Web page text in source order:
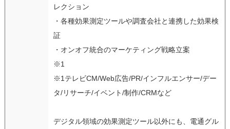
レクション
・各種効果測定ツールや調査会社と連携した効果検
証
・オンオフ統合のマーケティング戦略立案
※1
※1テレビCM/Web広告/PR/インフルエンサー/デー
タ/リサーチ/イベント/制作/CRMなど
デジタル領域の効果測定ツール以外にも、電通グル